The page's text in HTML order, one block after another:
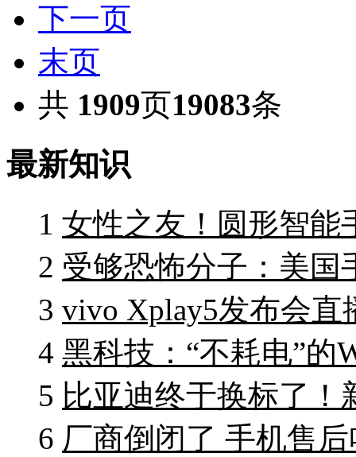
下一页
末页
共 1909页19083条
最新知识
1 女性之友！圆形智能
2 受够恐怖分子：美国
3 vivo Xplay5发布会
4 黑科技：“不耗电”的
5 比亚迪终于换标了！
6 厂商倒闭了 手机售